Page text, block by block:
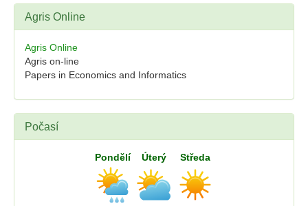
Agris Online
Agris Online
Agris on-line
Papers in Economics and Informatics
Počasí
Pondělí Úterý Středa